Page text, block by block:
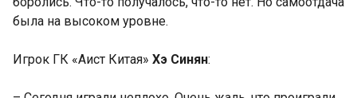
была на высоком уровне.
Игрок ГК «Аист Китая» Хэ Синян: